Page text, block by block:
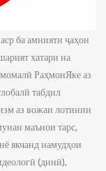
ки ба мардум фаҳмонем, ки ба даъвати душманону хоинон бовар накунанд. Онҳое, ки аз хориҷи кишвар одамонро ба ҷиҳод ташвиқ мекунанд, дар асл хоинони миллат, ватанфурӯшони зархаридоне ҳастенд, ки имрӯз аз Сурияву Ироқ, фардо дар Амрикову Аврупо баромад мекунанд ва ҳамаи гуфторашон дурӯғ, кирдорашон фисқ ва замирашон пур аз нифоқ аст. Ба хотири пули ночиз ба Тоҷикистони азиз хиёнат карда, мехоҳанд одамонро ба вартаи ҳалокат афкананд.Дар замони муосир сафи низомиёну ҷангиёни гурӯҳҳои террористӣ аз ҳисоби ҷавонони ноогоҳу бесавод меафзояд ва ба назар мерасад, ки дар тамоми кишварҳо ҳамин гуна наврасони ба доми фиреб афтода кам нестанд ва онҳо ҷони худро бехабар аз мақсаду мароми роҳбаронашон қурбон мекунанд. Пӯшида нест, ки ноогоҳӣ аз асолати фарҳанги исломӣ ва камсаводӣ ҳамчун муҳимтарин омили гумроҳшавии ин ҷавонон аст.Бо назардошти ҳамин тамоюл ва гаравишу каҷравиҳои насли наврас Президенти Ҷумҳурии Тоҷикистон муҳтарам Эмомалӣ Раҳмон дар яке аз паёмҳояшон ба Маҷлиси Олӣ иброз доштаанд: «Афзоиши ҷиноятҳои хусусияти экстремистӣ ва террористидошта ба вусъат ёфтани терроризми байналмилалӣ, фаъолшавии унсурҳои тундраву ифродгаро, ҷалби ҷавонон ба сафи созмонҳои экстремистиву террористӣ ва иштироки онҳо дар низоъҳои мусаллаҳонаи давлатҳои хориҷӣ мусоидат менамояд».Дар радифи гуфтаҳои Сарвари давлат имрӯз ҷавонону наврасони бонангу номус, ватандору дурандеши моро зарур аст, ки ба ҳар гуна корҳои ношоям, аз шомил шудан ба ҳар гуна ҳизбу ҳаракатҳои ифротиву террористӣ дурӣ ҷӯянд, фирефтаи суханони дурӯғини ин тоифа зархаридони беимон нашаванд ва алайҳи ин тамоюлҳои хатарзо мубориза баранд.Аз ин лиҳоз, моро зарур аст, ки дар ин давраи ҳассос хеле ҳушёр ва эҳтиёткор бошем. Ба насли ҷавон ва наврас тарзи ҳаёти солим, бидуни ҳар гуна ҷангу ваҳшониятро тарғибу ташвиқ созем. Таълиму тарбияро тавре ба роҳ монем, ки барои бекориву зоеъ рафтани вақти холӣ фурсат наёбанд. Дар зеҳни ҷавонон ҳисси баланди миллӣ, эҳсоси худшиносиву ватандӯстӣ, ахлоқи ҳамида, сабру таҳаммул, омӯзиши илму дониш ва касбу ҳунари муосир, ҷиддияту меҳнатдӯстӣ ва эҳтироми волоияти қонунро ташаккул бояд дод.Ҷавонон бояд бештар ба забономӯзиву ҳунармандӣ ҷалб карда шаванд, то дар оянда тавонанд зиндагии шоиста дошта бошанд. Ҳаргиз ба даъватҳои бардурӯғи аҷнабиён бовар накунанд.Мо бояд ба наврасону ҷавонон фаҳмонем, ки муттаҳид, якдил ва дастаҷамъ бошем, ба иғвои хоинон дода нашавем, тамоми кӯшишро ба харҷ диҳем, то ин ки ватани худро аз дасисаҳои душманон эмин нигаҳ дорем. Ба насли наврас ва ҷавон фаҳмонем, ки ҷиҳоди мо ҳифзу ҳимояи Ватан, обод кардани он, хизмати падару модар, тарбияи фарзандон, тарғиби некиву накӯкорист.Бешак, мо — зиёиён ва насли ояндасози миллату меҳан таҳти роҳбарии Асосгузори сулҳу ваҳдати миллӣ — Пешвои миллат, Президенти Ҷумҳурии Тоҷикистон муҳтарам Эмомалӣ Раҳмон посбони сулҳу суботи кишвар мебошем. Тоҷикистонро давлати ҷавонон ном бурдани Президенти кишвар ифодагари он аст, ки Пешвои миллат ба қувваю иродаи ҷавонони кишвар итминони комил доран